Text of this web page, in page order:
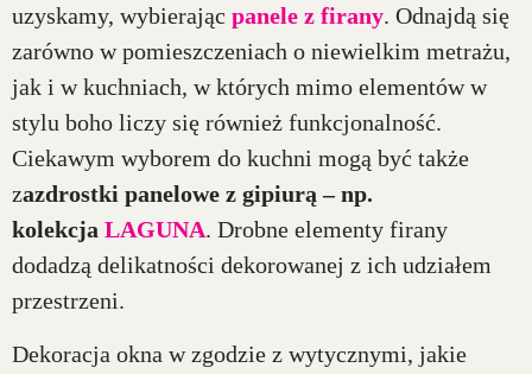
uzyskamy, wybierając panele z firany. Odnajdą się
zarówno w pomieszczeniach o niewielkim metrażu,
jak i w kuchniach, w których mimo elementów w
stylu boho liczy się również funkcjonalność.
Ciekawym wyborem do kuchni mogą być także
zazdrostki panelowe z gipiurą – np.
kolekcja LAGUNA. Drobne elementy firany
dodadzą delikatności dekorowanej z ich udziałem
przestrzeni.
Dekoracja okna w zgodzie z wytycznymi, jakie